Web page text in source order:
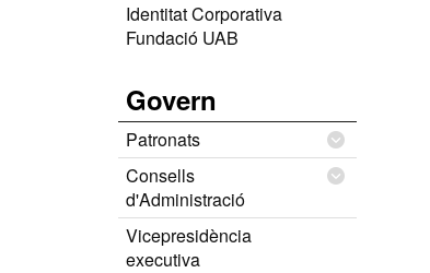
Identitat Corporativa
Fundació UAB
Govern
Patronats
Consells
d'Administració
Vicepresidència
executiva